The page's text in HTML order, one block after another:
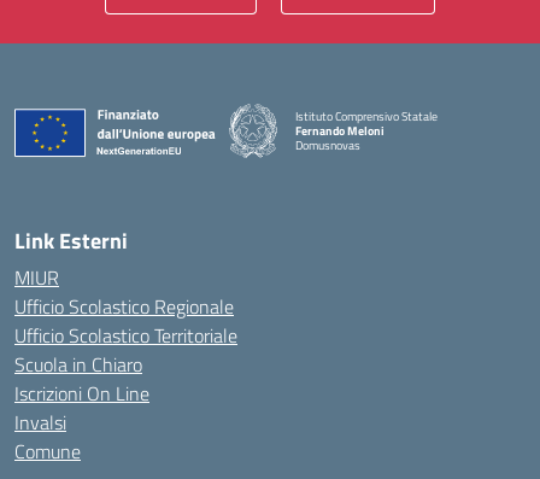
Istituto Comprensivo Statale
Fernando Meloni
Domusnovas
Link Esterni
MIUR
Ufficio Scolastico Regionale
Ufficio Scolastico Territoriale
Scuola in Chiaro
Iscrizioni On Line
Invalsi
Comune